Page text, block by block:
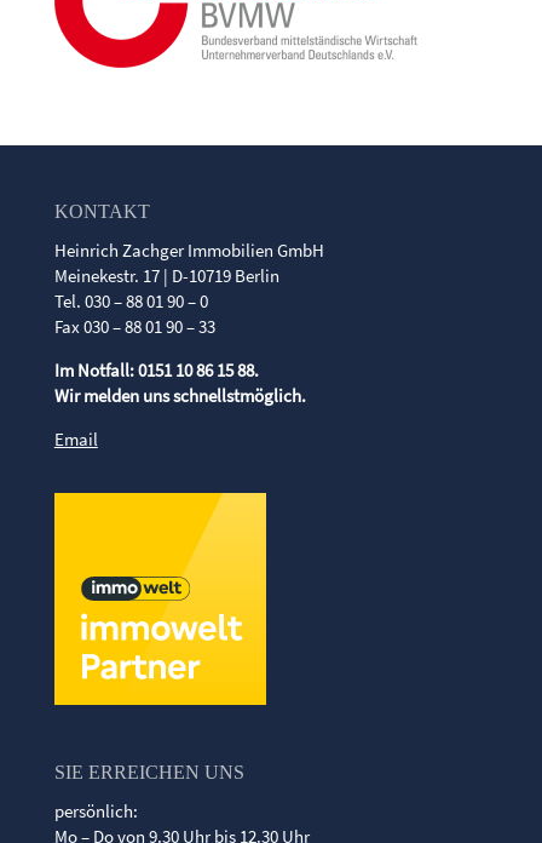
KONTAKT
Heinrich Zachger Immobilien GmbH
Meinekestr. 17 | D-10719 Berlin
Tel. 030 – 88 01 90 – 0
Fax 030 – 88 01 90 – 33
Im Notfall: 0151 10 86 15 88.
Wir melden uns schnellstmöglich.
Email
SIE ERREICHEN UNS
persönlich:
Mo – Do von 9.30 Uhr bis 12.30 Uhr